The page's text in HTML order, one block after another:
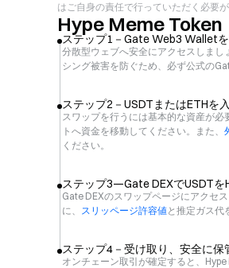
はご自身の責任で行っていただく必要
Hype Meme
ステップ1－Gate Web3 Wallet
分散型ウェブへ安全にアクセスしまし
シング被害を防ぐため、必ず公式の
ステップ2－USDTまたはETHを
スワップを行うには基本的な資産が必
トへ資金を移動してください。また、
ください。
ステップ3—Gate DEXでUSDT
Gate DEXのスワップページにアクセ
に、 スリッページ許容値と推定ガス代
ステップ4－受け取り、安全に保
オンチェーン取引が確定すると、